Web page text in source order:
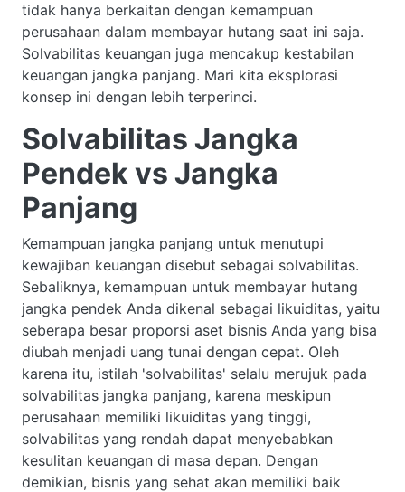
tidak hanya berkaitan dengan kemampuan
perusahaan dalam membayar hutang saat ini saja.
Solvabilitas keuangan juga mencakup kestabilan
keuangan jangka panjang. Mari kita eksplorasi
konsep ini dengan lebih terperinci.
Solvabilitas Jangka
Pendek vs Jangka
Panjang
Kemampuan jangka panjang untuk menutupi
kewajiban keuangan disebut sebagai solvabilitas.
Sebaliknya, kemampuan untuk membayar hutang
jangka pendek Anda dikenal sebagai likuiditas, yaitu
seberapa besar proporsi aset bisnis Anda yang bisa
diubah menjadi uang tunai dengan cepat. Oleh
karena itu, istilah 'solvabilitas' selalu merujuk pada
solvabilitas jangka panjang, karena meskipun
perusahaan memiliki likuiditas yang tinggi,
solvabilitas yang rendah dapat menyebabkan
kesulitan keuangan di masa depan. Dengan
demikian, bisnis yang sehat akan memiliki baik